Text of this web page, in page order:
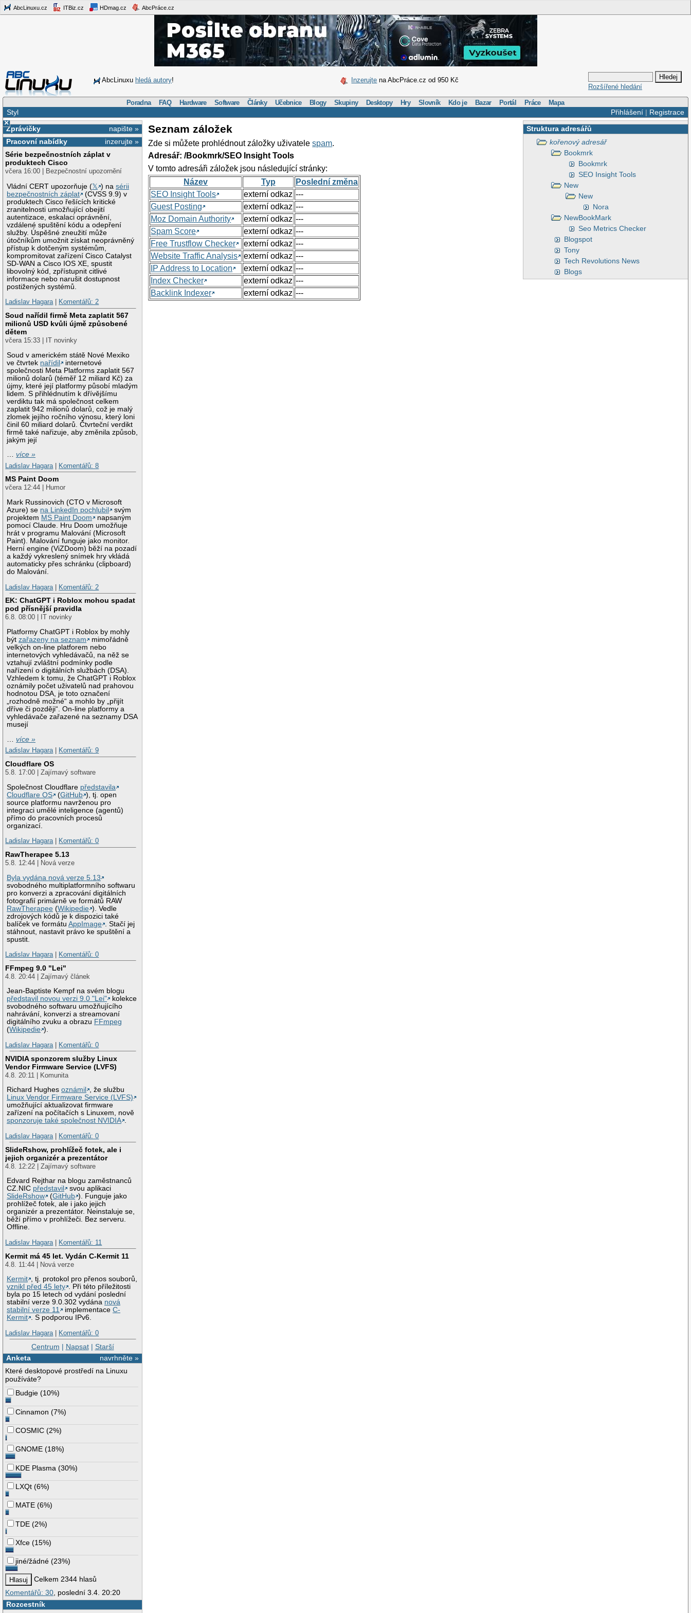
AbcLinuxu.cz ITBiz.cz HDmag.cz AbcPráce.cz
AbcLinuxu hledá autory! Inzerujte na AbcPráce.cz od 950 Kč
Rozšířené hledání
Poradna FAQ Hardware Software Články Učebnice Blogy Skupiny Desktopy Hry Slovník Kdo je Bazar Portál Práce Mapa
Přihlášení| Registrace
Styl
×
napište »
Zprávičky
inzerujte »
Pracovní nabídky
Série bezpečnostních záplat v
produktech Cisco
včera 16:00 | Bezpečnostní upozornění
Vládní CERT upozorňuje (𝕏 ) nasérii
bezpečnostních záplat
(CVSS 9.9) v
produktech Cisco řešících kritické
zranitelnosti umožňující obejití
autentizace, eskalaci oprávnění,
vzdálené spuštění kódu a odepření
služby. Úspěšné zneužití může
útočníkům umožnit získat neoprávněný
přístup k dotčeným systémům,
kompromitovat zařízení Cisco Catalyst
SD-WAN a Cisco IOS XE, spustit
libovolný kód, zpřístupnit citlivé
informace nebo narušit dostupnost
postižených systémů.
Ladislav Hagara| Komentářů: 2
Soud nařídil firmě Meta zaplatit 567
milionů USD kvůli újmě způsobené
dětem
včera 15:33 | IT novinky
Soud v americkém státě Nové Mexiko
ve čtvrtek nařídil
internetové
společnosti Meta Platforms zaplatit 567
milionů dolarů (téměř 12 miliard Kč) za
újmy, které její platformy působí mladým
lidem. S přihlédnutím k dřívějšímu
verdiktu tak má společnost celkem
zaplatit 942 milionů dolarů, což je malý
zlomek jejího ročního výnosu, který loni
činil 60 miliard dolarů. Čtvrteční verdikt
firmě také nařizuje, aby změnila způsob,
jakým její
…více »
Ladislav Hagara
Komentářů: 8
MS Paint Doom
včera 12:44 | Humor
Mark Russinovich (CTO v Microsoft
Azure) se na LinkedIn pochlubil
svým
projektem MS Paint Doom
napsaným
pomocí Claude. Hru Doom umožňuje
hrát v programu Malování (Microsoft
Paint). Malování funguje jako monitor.
Herní engine (ViZDoom) běží na pozadí
a každý vykreslený snímek hry vkládá
automaticky přes schránku (clipboard)
do Malování.
Ladislav Hagara
Komentářů: 2
EK: ChatGPT i Roblox mohou spadat
pod přísnější pravidla
6.8. 08:00 | IT novinky
Platformy ChatGPT i Roblox by mohly
býtzařazeny na seznam
mimořádně
velkých on-line platforem nebo
internetových vyhledávačů, na něž se
vztahují zvláštní podmínky podle
nařízení o digitálních službách (DSA).
Vzhledem k tomu, že ChatGPT i Roblox
oznámily počet uživatelů nad prahovou
hodnotou DSA, je toto označení
„rozhodně možné“ a mohlo by „přijít
dříve či později“. On-line platformy a
vyhledávače zařazené na seznamy DSA
musejí
…více »
Ladislav Hagara| Komentářů: 9
Cloudflare OS
5.8. 17:00 | Zajímavý software
Společnost Cloudflare představila
Cloudflare OS
(GitHub ), tj. open
source platformu navrženou pro
integraci umělé inteligence (agentů)
přímo do pracovních procesů
organizací.
Ladislav Hagara| Komentářů: 0
RawTherapee 5.13
5.8. 12:44 | Nová verze
Byla vydána nová verze 5.13
svobodného multiplatformního softwaru
pro konverzi a zpracování digitálních
fotografií primárně ve formátů RAW
RawTherapee (Wikipedie ). Vedle
zdrojových kódů je k dispozici také
balíček ve formátuAppImage
. Stačí jej
stáhnout, nastavit právo ke spuštění a
spustit.
Ladislav Hagara| Komentářů: 0
FFmpeg 9.0 "Lei"
4.8. 20:44 | Zajímavý článek
Jean-Baptiste Kempf na svém blogu
představil novou verzi 9.0 "Lei"
kolekce
svobodného softwaru umožňujícího
nahrávání, konverzi a streamovaní
digitálního zvuku a obrazu FFmpeg
(Wikipedie ).
Ladislav Hagara| Komentářů: 0
NVIDIA sponzorem služby Linux
Vendor Firmware Service (LVFS)
4.8. 20:11 | Komunita
Richard Hughesoznámil
, že službu
Linux Vendor Firmware Service (LVFS)
umožňující aktualizovat firmware
zařízení na počítačích s Linuxem, nově
sponzoruje také společnost NVIDIA .
Ladislav Hagara| Komentářů: 0
SlideRshow, prohlížeč fotek, ale i
jejich organizér a prezentátor
4.8. 12:22 | Zajímavý software
Edvard Rejthar na blogu zaměstnanců
CZ.NIC představil
svou aplikaci
SlideRshow
(GitHub ). Funguje jako
prohlížeč fotek, ale i jako jejich
organizér a prezentátor. Neinstaluje se,
běží přímo v prohlížeči. Bez serveru.
Offline.
Ladislav Hagara| Komentářů: 11
Kermit má 45 let. Vydán C-Kermit 11
4.8. 11:44 | Nová verze
Kermit , tj. protokol pro přenos souborů,
vznikl před 45 lety . Při této příležitosti
byla po 15 letech od vydání poslední
stabilní verze 9.0.302 vydána nová
stabilní verze 11
implementaceC-
Kermit . S podporou IPv6.
Ladislav Hagara| Komentářů: 0
Centrum | Napsat| Starší
navrhněte »
Anketa
Které desktopové prostředí na Linuxu
používáte?
Budgie (10%)
Cinnamon (7%)
COSMIC (2%)
GNOME (18%)
KDE Plasma (30%)
LXQt (6%)
MATE (6%)
TDE (2%)
Xfce (15%)
jiné/žádné (23%)
Celkem 2344 hlasů
Komentářů: 30 , poslední 3.4. 20:20
Rozcestník
Struktura adresářů
kořenový adresář
Bookmrk
Bookmrk
SEO Insight Tools
New
New
Nora
NewBookMark
Seo Metrics Checker
Blogspot
Tony
Tech Revolutions News
Blogs
Seznam záložek
Zde si můžete prohlédnout záložky uživatelespam.
Adresář: /Bookmrk/SEO Insight Tools
V tomto adresáři záložek jsou následující stránky:
Název
Typ
Poslední změna
SEO Insight Tools
externí odkaz ---
Guest Posting
externí odkaz ---
Moz Domain Authority
externí odkaz ---
Spam Score
externí odkaz ---
Free Trustflow Checker
externí odkaz ---
Website Traffic Analysis
externí odkaz ---
IP Address to Location
externí odkaz ---
Index Checker
externí odkaz ---
Backlink Indexer
externí odkaz ---